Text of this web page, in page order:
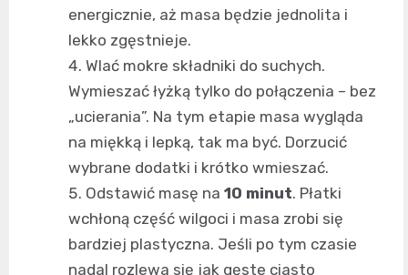
energicznie, aż masa będzie jednolita i
lekko zgęstnieje.
Wlać mokre składniki do suchych.
Wymieszać łyżką tylko do połączenia – bez
„ucierania”. Na tym etapie masa wygląda
na miękką i lepką, tak ma być. Dorzucić
wybrane dodatki i krótko wmieszać.
Odstawić masę na 10 minut. Płatki
wchłoną część wilgoci i masa zrobi się
bardziej plastyczna. Jeśli po tym czasie
nadal rozlewa się jak gęste ciasto